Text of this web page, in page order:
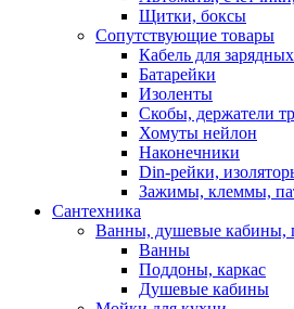
Щитки, боксы
Сопутствующие товары
Кабель для
Батарейки
Изоленты
Скобы, держатели
Хомуты нейлон
Наконечники
Din-рейки,
Зажимы, клеммы,
Сантехника
Ванны, душевые кабины,
Ванны
Поддоны, каркас
Душевые кабины